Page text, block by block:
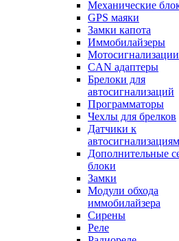
Механические
GPS маяки
Замки капота
Иммобилайзеры
Мотосигнализации
CAN адаптеры
Брелоки для
автосигнализаций
Программаторы
Чехлы для брелков
Датчики к
автосигнализациям
Дополнительные
блоки
Замки
Модули обхода
иммобилайзера
Сирены
Реле